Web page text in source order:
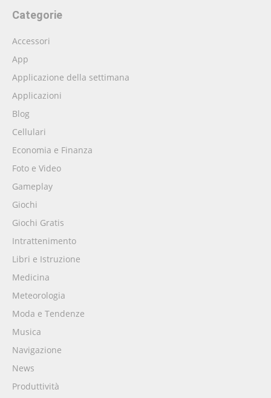
Categorie
Accessori
App
Applicazione della settimana
Applicazioni
Blog
Cellulari
Economia e Finanza
Foto e Video
Gameplay
Giochi
Giochi Gratis
Intrattenimento
Libri e Istruzione
Medicina
Meteorologia
Moda e Tendenze
Musica
Navigazione
News
Produttività